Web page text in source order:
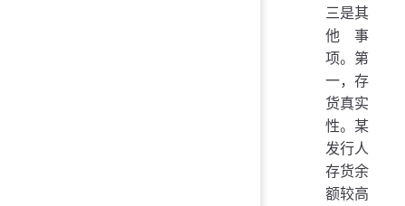
三是其
他事
项。第
一，存
货真实
性。某
发行人
存货余
额较高